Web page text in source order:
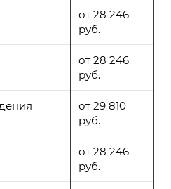
от 28 246
руб.
от 28 246
руб.
от 29 810
руб.
от 28 246
руб.